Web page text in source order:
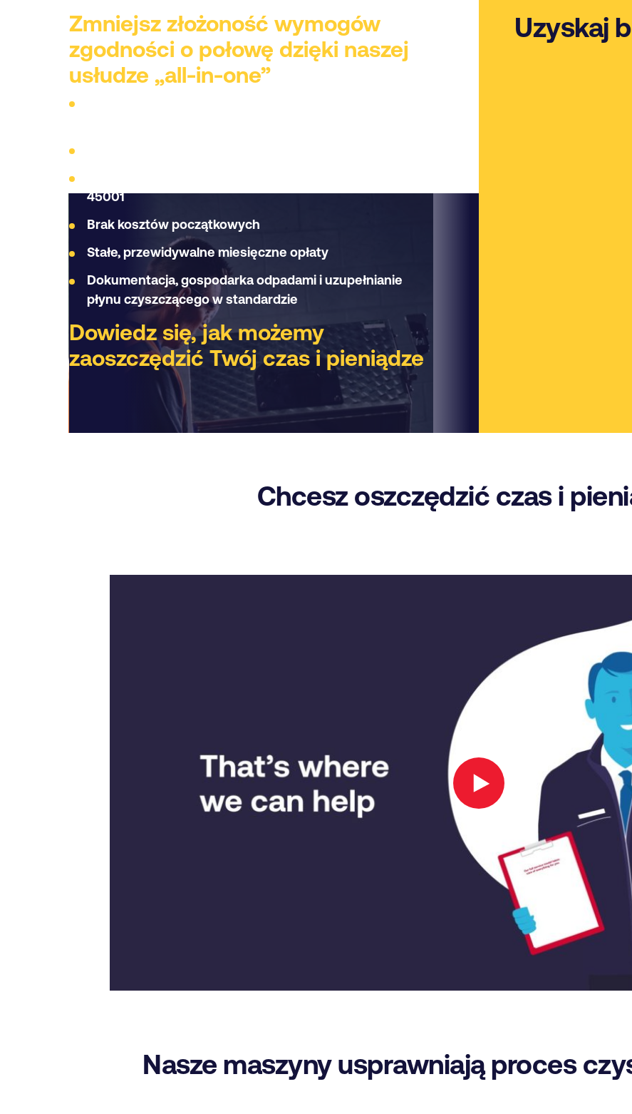
Zmniejsz złożoność wymogów
zgodności o połowę dzięki naszej
usłudze „all-in-one”
45001
Brak kosztów początkowych
Stałe, przewidywalne miesięczne opłaty
Dokumentacja, gospodarka odpadami i uzupełnianie
płynu czyszczącego w standardzie
Dowiedz się, jak możemy
zaoszczędzić Twój czas i pieniądze
Uzyskaj
Chcesz oszczędzić czas i
Nasze maszyny usprawniają proces